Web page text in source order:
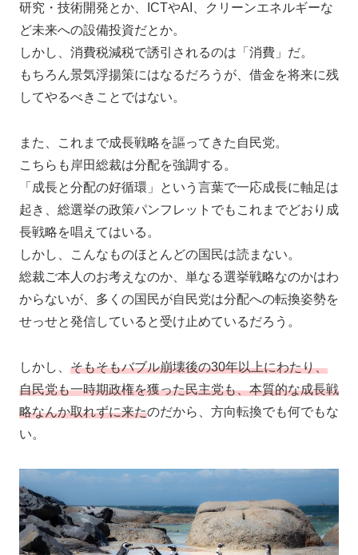
研究・技術開発とか、ICTやAI、クリーンエネルギーな
ど未来への設備投資だとか。
しかし、消費税減税で誘引されるのは「消費」だ。
もちろん景気浮揚策にはなるだろうが、借金を将来に残
してやるべきことではない。
また、これまで成長戦略を謳ってきた自民党。
こちらも岸田総裁は分配を強調する。
「成長と分配の好循環」という言葉で一応成長に軸足は
起き、総選挙の政策パンフレットでもこれまでどおり成
長戦略を唱えてはいる。
しかし、こんなものほとんどの国民は読まない。
総裁ご本人のお考えなのか、単なる選挙戦略なのかはわ
からないが、多くの国民が自民党は分配への転換姿勢を
せっせと発信していると受け止めているだろう。
しかし、 そもそもバブル崩壊後の30年以上にわたり、
自民党も一時期政権を獲った民主党も、本質的な成長戦
略なんか取れずに来たのだから、方向転換でも何でもな
い。